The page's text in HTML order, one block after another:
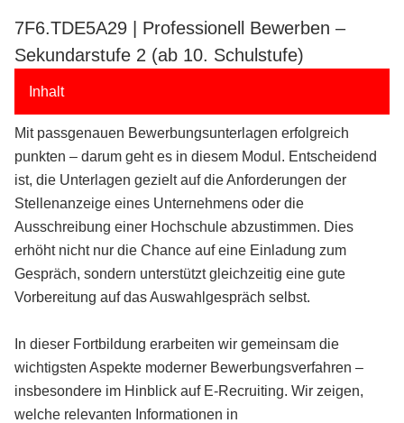
7F6.TDE5A29 | Professionell Bewerben –
Sekundarstufe 2 (ab 10. Schulstufe)
Inhalt
Mit passgenauen Bewerbungsunterlagen erfolgreich
punkten – darum geht es in diesem Modul. Entscheidend
ist, die Unterlagen gezielt auf die Anforderungen der
Stellenanzeige eines Unternehmens oder die
Ausschreibung einer Hochschule abzustimmen. Dies
erhöht nicht nur die Chance auf eine Einladung zum
Gespräch, sondern unterstützt gleichzeitig eine gute
Vorbereitung auf das Auswahlgespräch selbst.
In dieser Fortbildung erarbeiten wir gemeinsam die
wichtigsten Aspekte moderner Bewerbungsverfahren –
insbesondere im Hinblick auf E-Recruiting. Wir zeigen,
welche relevanten Informationen in